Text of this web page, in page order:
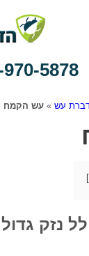
970-5878
עש » עש הקמח
נזק